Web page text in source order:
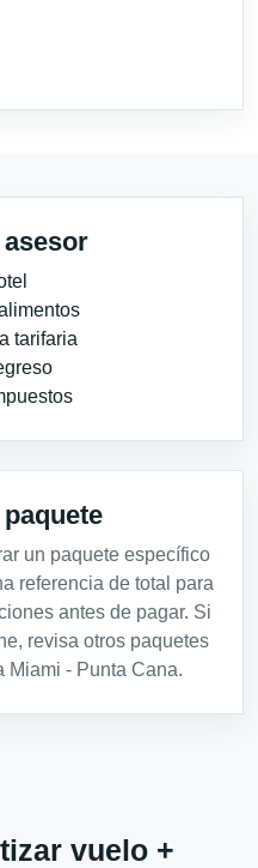
tarifaria
un paquete específico
referencia de total para
antes de pagar. Si
revisa otros paquetes
Miami - Punta Cana.
vuelo +